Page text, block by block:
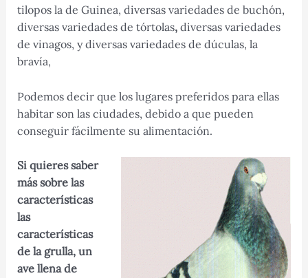
tilopos la de Guinea, diversas variedades de buchón,
diversas variedades de tórtolas,diversas variedades
de vinagos, y diversas variedades de dúculas, la
bravía,
Podemos decir que los lugares preferidos para ellas
habitar son las ciudades, debido a que pueden
conseguir fácilmente su alimentación.
Si quieres saber
más sobre las
características
las
características
de la grulla, un
ave llena de